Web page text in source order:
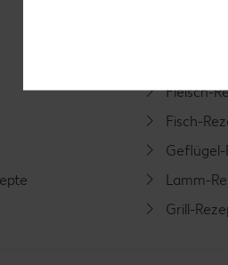
Fleisch-
Fisch-
Geflügel-
Lamm-
Grill-